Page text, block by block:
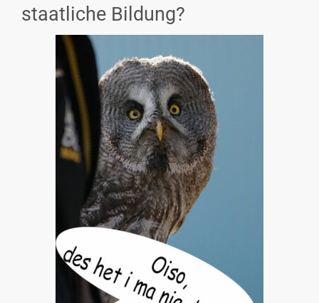
VERANSTALTUNGEN
INTERESSENSVERTRETUNG
staatliche Bildung?